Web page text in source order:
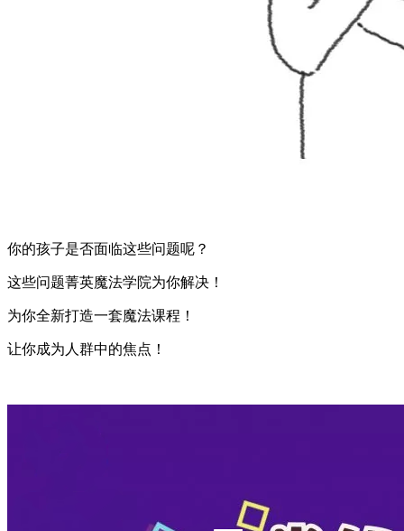
你的孩子是否面临这些问题呢？
这些问题菁英魔法学院为你解决！
为你全新打造一套魔法课程！
让你成为人群中的焦点！